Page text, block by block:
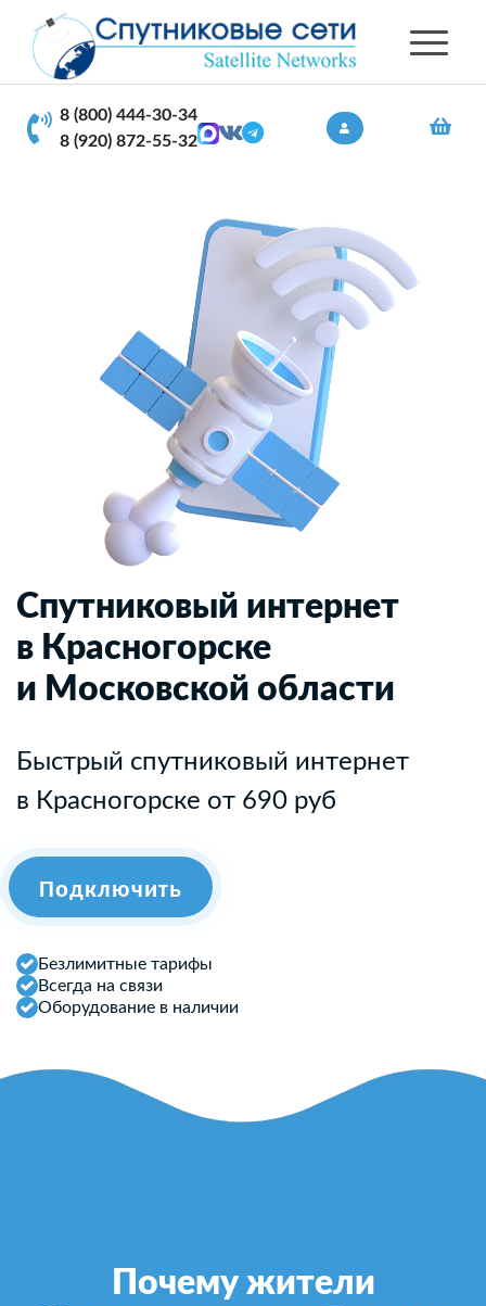
8 (800) 444-30-34
8 (920) 872-55-32
Спутниковый интернет
в Красногорске
и Московской области
Быстрый спутниковый интернет
в Красногорске от 690 руб
Подключить
Безлимитные тарифы
Всегда на связи
Оборудование в наличии
Почему жители